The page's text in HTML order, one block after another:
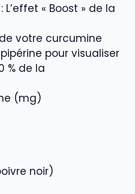
« Boost » de la
votre curcumine
pour visualiser
% de la
(mg)
noir)